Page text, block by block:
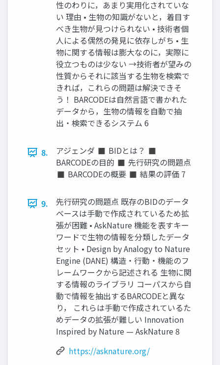
性のわりに，あまり実用化されていな
い 理由 • 生物の知識がないと，着目す
べき生物が見つけられない • 技術者個
人による偶然の発見に依存しがち • 生
物に関する情報は膨大なのに，実際に
役立つものは少ない →技術者が望みの
性質からそれに該当する生物を検索で
きれば，これらの問題は解決できそ
う！ BARCODEは自然言語で書かれた
データから，生物の情報を自動で抽
出・検索できるシステム 6
8.
アジェンダ ◼ BIDとは？ ◼
BARCODEの目的 ◼ 先行研究の問題点
◼ BARCODEの概要 ◼ 結果の評価 7
9.
先行研究の問題点 既存のBIDのデータ
ベースは手動で作成されているため拡
張が困難 • AskNature 機能を表すキー
ワードで生物の情報を分類したデータ
セット • Design by Analogy to Nature
Engine (DANE) 構造・行動・機能のフ
レームワークから記述される 生物に関
する情報のライブラリ コーパスから自
動で情報を抽出するBARCODEと異な
り， これらは手動で作成されているた
めデータの拡張が難しい Innovation
Inspired by Nature — AskNature 8
https://asknature.org/